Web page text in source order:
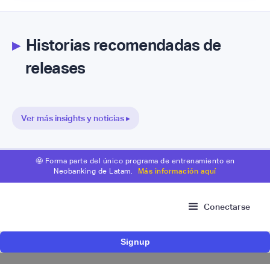
▸Historias recomendadas de
releases
Ver más insights y noticias ▸
🤩 Forma parte del único programa de entrenamiento en
Neobanking de Latam.
Más información aquí
Conectarse
Signup